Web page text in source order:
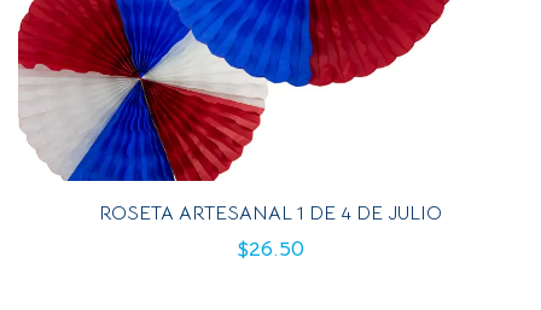
ROSETA ARTESANAL 1 DE 4 DE JULIO
$26.50